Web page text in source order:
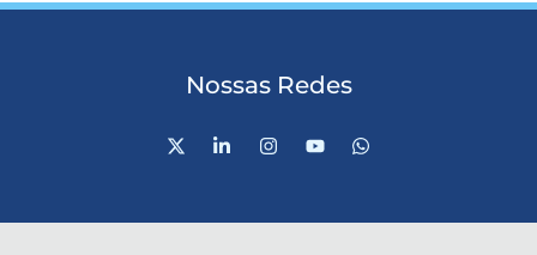
Nossas Redes
X
-
L
i
I
n
Y
o
W
h